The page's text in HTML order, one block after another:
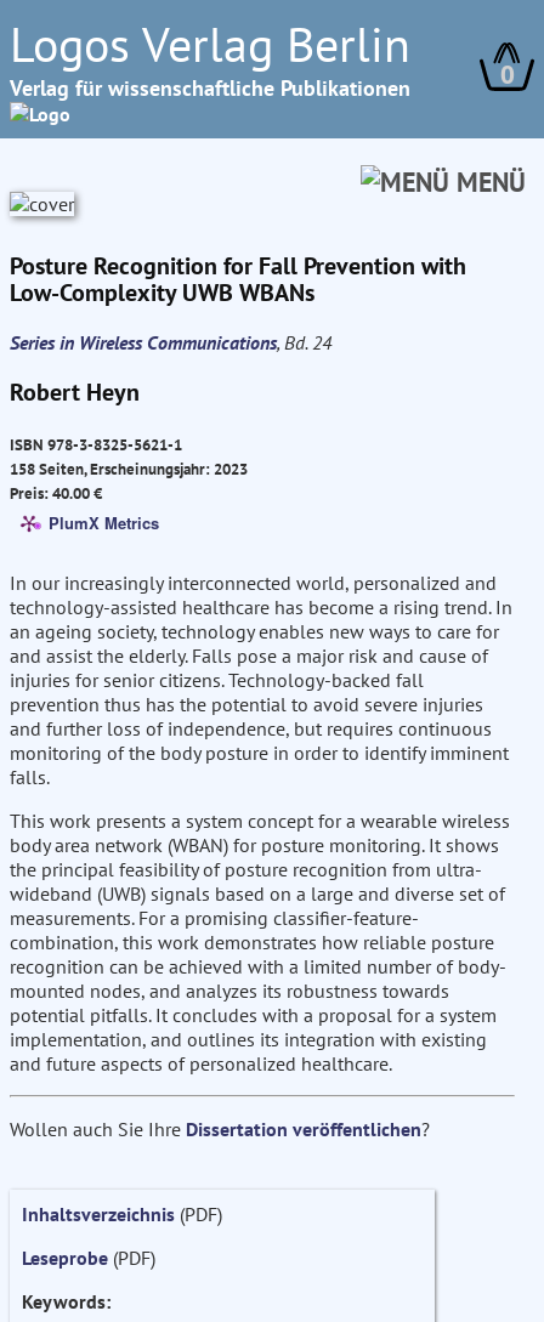
Logos Verlag Berlin
Verlag für wissenschaftliche Publikationen 0
MENÜ
Posture Recognition for Fall Prevention with
Low-Complexity UWB WBANs
Series in Wireless Communications, Bd. 24
Robert Heyn
ISBN 978-3-8325-5621-1
158 Seiten, Erscheinungsjahr: 2023
Preis: 40.00 €
PlumX Metrics
In our increasingly interconnected world, personalized and
technology-assisted healthcare has become a rising trend. In
an ageing society, technology enables new ways to care for
and assist the elderly. Falls pose a major risk and cause of
injuries for senior citizens. Technology-backed fall
prevention thus has the potential to avoid severe injuries
and further loss of independence, but requires continuous
monitoring of the body posture in order to identify imminent
falls.
This work presents a system concept for a wearable wireless
body area network (WBAN) for posture monitoring. It shows
the principal feasibility of posture recognition from ultra-
wideband (UWB) signals based on a large and diverse set of
measurements. For a promising classifier-feature-
combination, this work demonstrates how reliable posture
recognition can be achieved with a limited number of body-
mounted nodes, and analyzes its robustness towards
potential pitfalls. It concludes with a proposal for a system
implementation, and outlines its integration with existing
and future aspects of personalized healthcare.
Wollen auch Sie Ihre Dissertation veröffentlichen?
Inhaltsverzeichnis (PDF)
Leseprobe (PDF)
Keywords: